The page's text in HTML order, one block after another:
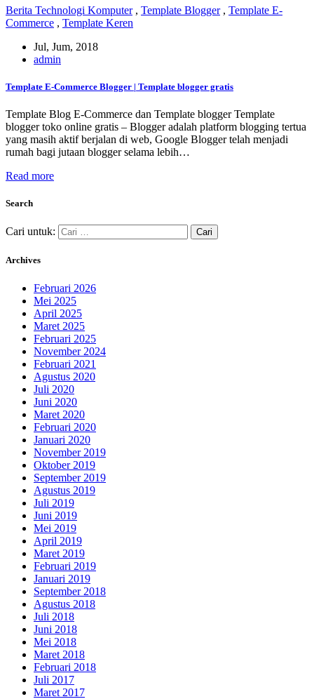
Berita Technologi Komputer, Template Blogger, Template E-
Commerce , Template Keren
Jul, Jum, 2018
admin
Template E-Commerce Blogger | Template blogger gratis
Template Blog E-Commerce dan Template blogger Template
blogger toko online gratis – Blogger adalah platform blogging tertua
yang masih aktif berjalan di web, Google Blogger telah menjadi
rumah bagi jutaan blogger selama lebih…
Read more
Search
Cari untuk:
Archives
Februari 2026
Mei 2025
April 2025
Maret 2025
Februari 2025
November 2024
Februari 2021
Agustus 2020
Juli 2020
Juni 2020
Maret 2020
Februari 2020
Januari 2020
November 2019
Oktober 2019
September 2019
Agustus 2019
Juli 2019
Juni 2019
Mei 2019
April 2019
Maret 2019
Februari 2019
Januari 2019
September 2018
Agustus 2018
Juli 2018
Juni 2018
Mei 2018
Maret 2018
Februari 2018
Juli 2017
Maret 2017